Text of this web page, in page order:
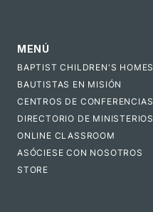
MENÚ
BAPTIST CHILDREN'S
BAUTISTAS EN MISIÓN
CENTROS DE CONFERENCIAS
DIRECTORIO DE MINISTERIOS
ONLINE CLASSROOM
ASÓCIESE CON NOSOTROS
STORE